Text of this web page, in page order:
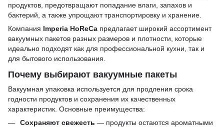
продуктов, предотвращают попадание влаги, запахов и
бактерий, а также упрощают транспортировку и хранение.
Компания Imperia HoReCa предлагает широкий ассортимент
вакуумных пакетов разных размеров и плотности, которые
идеально подходят как для профессиональной кухни, так и
для бытового использования.
Почему выбирают вакуумные пакеты
Вакуумная упаковка используется для продления срока
годности продуктов и сохранения их качественных
характеристик. Основные преимущества:
Сохраняют свежесть — продукты остаются ароматными